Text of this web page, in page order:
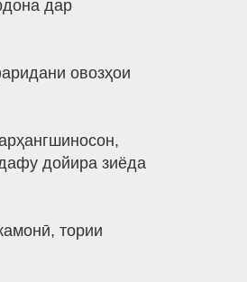
дар
овозҳои
дойира зиёда
тории